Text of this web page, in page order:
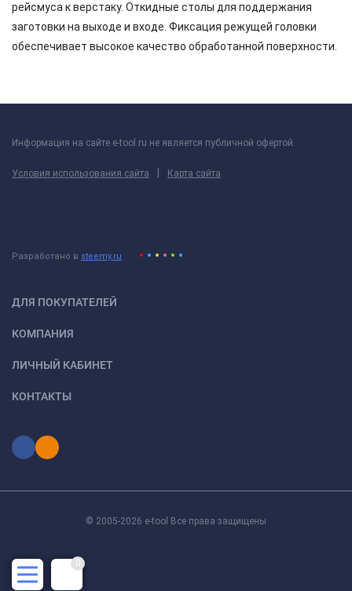
рейсмуса к верстаку. Откидные столы для поддержания
заготовки на выходе и входе. Фиксация режущей головки
обеспечивает высокое качество обработанной поверхности.
Информация на сайте e-tool.ru не является публичной офертой.
Условия использования сайта Карта сайта
Разработано в steemy.ru
ДЛЯ ПОКУПАТЕЛЕЙ
КОМПАНИЯ
ЛИЧНЫЙ КАБИНЕТ
КОНТАКТЫ
© 2005-2026 e-tool Все права защищены
0